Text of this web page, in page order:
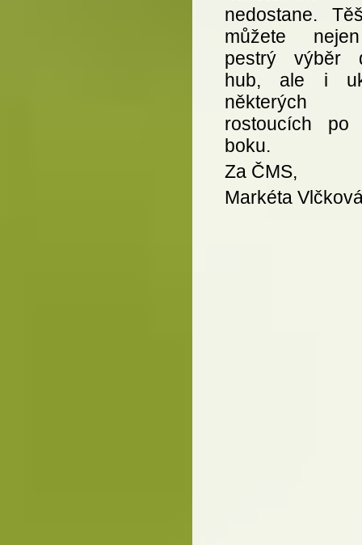
nedostane.
můžete
pestrý výběr
hub, ale i
některých
rostoucích po
boku.
Za ČMS,
Markéta